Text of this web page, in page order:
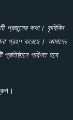
প্রজন্মের কথা। কৃষিবিদ
গ্রহণ করেছে। আমাদের
প্রতিষ্ঠানে পরিণত হবে